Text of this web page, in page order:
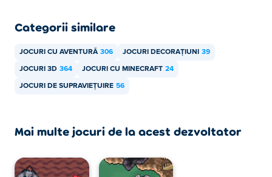
Categorii similare
JOCURI CU AVENTURĂ 306 JOCURI DECORAȚIUNI 39
JOCURI 3D 364 JOCURI CU MINECRAFT 24
JOCURI DE SUPRAVIEȚUIRE 56
Mai multe jocuri de la acest dezvoltator